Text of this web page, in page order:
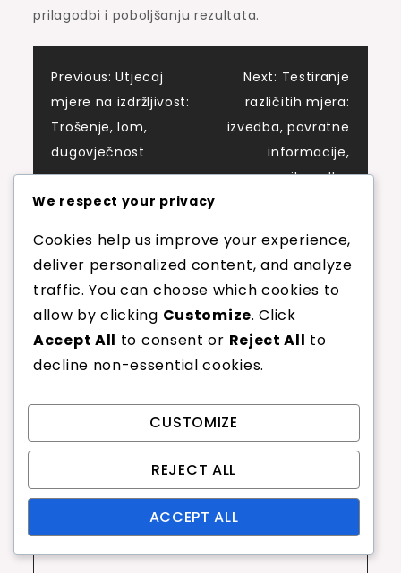
prilagodbi i poboljšanju rezultata.
Post
navigation
Previous: Utjecaj
mjere na izdržljivost:
Trošenje, lom,
dugovječnost
Next: Testiranje
različitih mjera:
izvedba, povratne
informacije,
prilagodbe
Leave a Reply
Your email address will not be published.
Required fields are marked
Comment*
We respect your privacy
Cookies help us improve your experience,
deliver personalized content, and analyze
traffic. You can choose which cookies to
allow by clicking Customize. Click
Accept All to consent or Reject All to
decline non-essential cookies.
CUSTOMIZE
REJECT ALL
ACCEPT ALL